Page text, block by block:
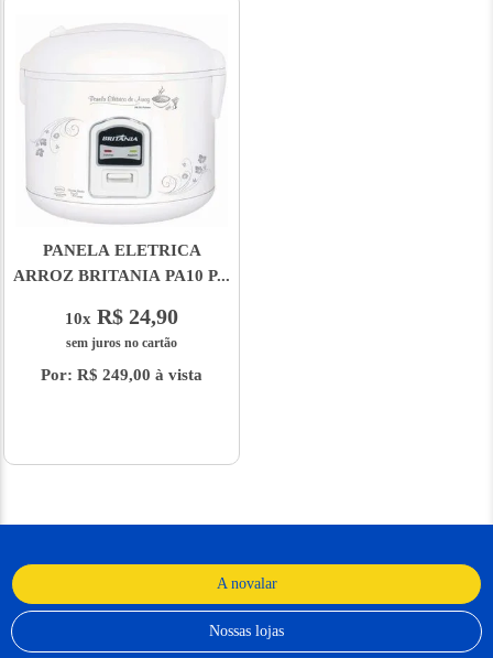
PANELA ELETRICA
ARROZ BRITANIA PA10 P...
10x R$ 24,90
sem juros no cartão
Por: R$ 249,00 à vista
A novalar
Nossas lojas